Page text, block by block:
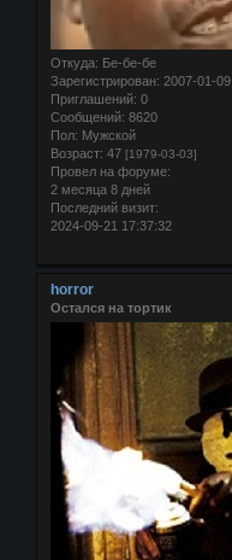
Откуда: Бе-бе-бе
Зарегистрирован: 2007-01-09
Приглашений: 0
Сообщений: 8620
Пол: Мужской
Возраст: 47 [1979-03-03]
Провел на форуме:
2 месяца 8 дней
Последний визит:
2024-09-21 17:37:32
horror
Остался на тортик